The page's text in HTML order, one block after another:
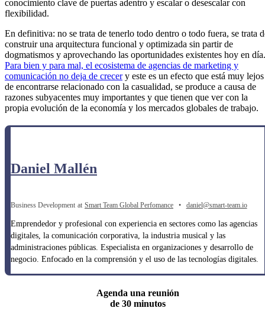
conocimiento clave de puertas adentro y escalar o desescalar con
flexibilidad.
En definitiva: no se trata de tenerlo todo dentro o todo fuera, se trata
construir una arquitectura funcional y optimizada sin partir de
dogmatismos y aprovechando las oportunidades existentes hoy en día.
Para bien y para mal, el ecosistema de agencias de marketing y
comunicación no deja de crecery este es un efecto que está muy lejos
de encontrarse relacionado con la casualidad, se produce a causa de
razones subyacentes muy importantes y que tienen que ver con la
propia evolución de la economía y los mercados globales de trabajo.
Daniel Mallén
Business Development at Smart Team Global Perfomance • daniel@smart-team.io
Emprendedor y profesional con experiencia en sectores como las agencias
digitales, la comunicación corporativa, la industria musical y las
administraciones públicas. Especialista en organizaciones y desarrollo de
negocio. Enfocado en la comprensión y el uso de las tecnologías digitales.
Agenda una reunión
de 30 minutos